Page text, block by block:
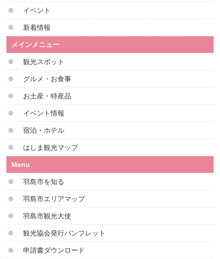
イベント
新着情報
メインメニュー
観光スポット
グルメ・お食事
お土産・特産品
イベント情報
宿泊・ホテル
はしま観光マップ
Menu
羽島市を知る
羽島市エリアマップ
羽島市観光大使
観光協会発行パンフレット
申請書ダウンロード